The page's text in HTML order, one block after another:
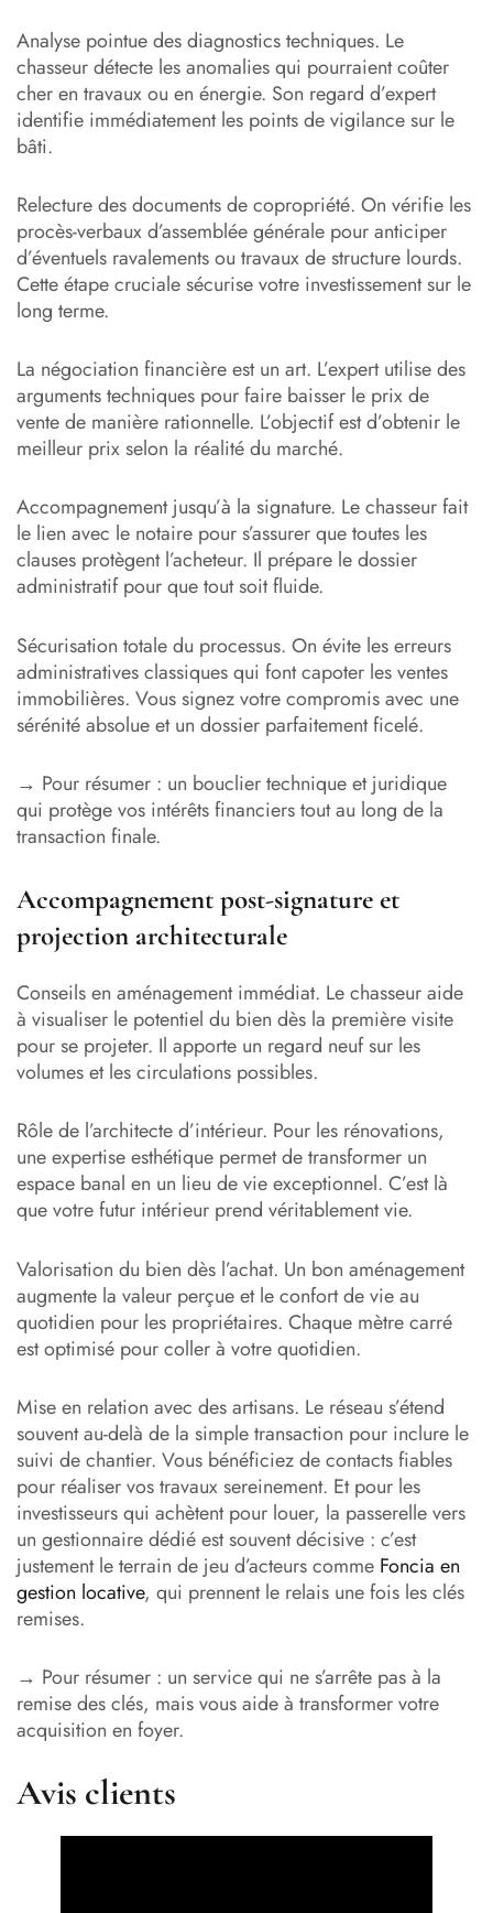
Analyse pointue des diagnostics techniques. Le
chasseur détecte les anomalies qui pourraient coûter
cher en travaux ou en énergie. Son regard d’expert
identifie immédiatement les points de vigilance sur le
bâti.
Relecture des documents de copropriété. On vérifie les
procès-verbaux d’assemblée générale pour anticiper
d’éventuels ravalements ou travaux de structure lourds.
Cette étape cruciale sécurise votre investissement sur le
long terme.
La négociation financière est un art. L’expert utilise des
arguments techniques pour faire baisser le prix de
vente de manière rationnelle. L’objectif est d’obtenir le
meilleur prix selon la réalité du marché.
Accompagnement jusqu’à la signature. Le chasseur fait
le lien avec le notaire pour s’assurer que toutes les
clauses protègent l’acheteur. Il prépare le dossier
administratif pour que tout soit fluide.
Sécurisation totale du processus. On évite les erreurs
administratives classiques qui font capoter les ventes
immobilières. Vous signez votre compromis avec une
sérénité absolue et un dossier parfaitement ficelé.
→ Pour résumer : un bouclier technique et juridique
qui protège vos intérêts financiers tout au long de la
transaction finale.
Accompagnement post-signature et
projection architecturale
Conseils en aménagement immédiat. Le chasseur aide
à visualiser le potentiel du bien dès la première visite
pour se projeter. Il apporte un regard neuf sur les
volumes et les circulations possibles.
Rôle de l’architecte d’intérieur. Pour les rénovations,
une expertise esthétique permet de transformer un
espace banal en un lieu de vie exceptionnel. C’est là
que votre futur intérieur prend véritablement vie.
Valorisation du bien dès l’achat. Un bon aménagement
augmente la valeur perçue et le confort de vie au
quotidien pour les propriétaires. Chaque mètre carré
est optimisé pour coller à votre quotidien.
Mise en relation avec des artisans. Le réseau s’étend
souvent au-delà de la simple transaction pour inclure le
suivi de chantier. Vous bénéficiez de contacts fiables
pour réaliser vos travaux sereinement. Et pour les
investisseurs qui achètent pour louer, la passerelle vers
un gestionnaire dédié est souvent décisive : c’est
justement le terrain de jeu d’acteurs comme Foncia en
gestion locative, qui prennent le relais une fois les clés
remises.
→ Pour résumer : un service qui ne s’arrête pas à la
remise des clés, mais vous aide à transformer votre
acquisition en foyer.
Avis clients